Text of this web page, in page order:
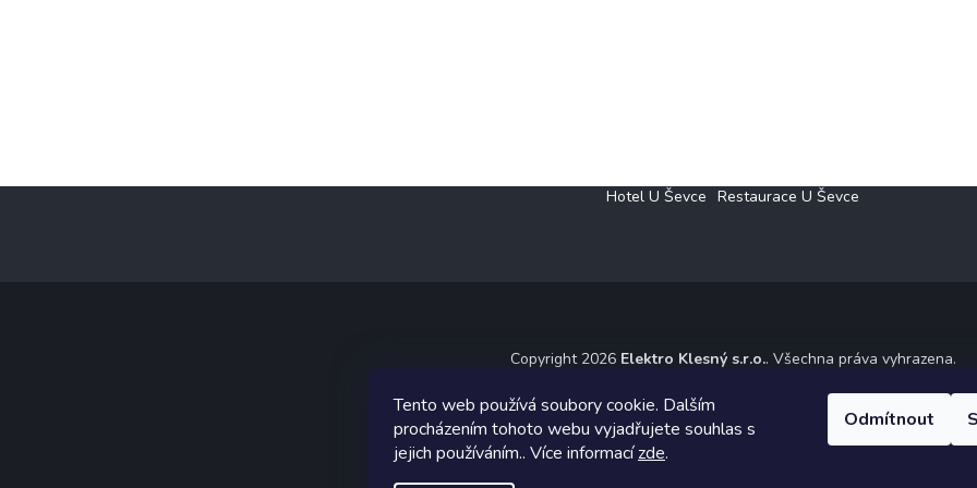
Tento web používá soubory cookie. Dalším
procházením tohoto webu vyjadřujete souhlas s
jejich používáním.. Více informacízde.
Odmítnout
Hotel U Ševce Restaurace U Ševce
Copyright 2026 Elektro Klesný s.r.o.. Všechna práva vyhrazena.
Tomáš Hlad&